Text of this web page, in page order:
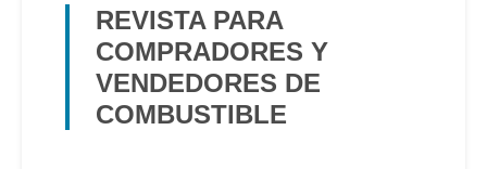
REVISTA PARA
COMPRADORES Y
VENDEDORES DE
COMBUSTIBLE